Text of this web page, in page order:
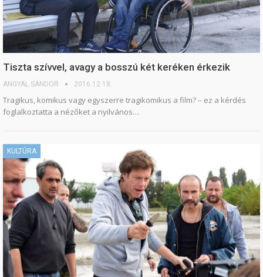
Tiszta szívvel, avagy a bosszú két keréken érkezik
ANGYAL SÁNDOR 2016.12.18.
Tragikus, komikus vagy egyszerre tragikomikus a film? – ez a kérdés
foglalkoztatta a nézőket a nyilvános…
KULTÚRA